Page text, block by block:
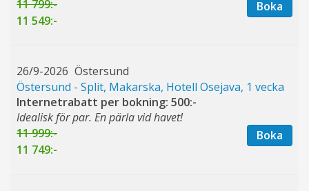
11 799:-
11 549:-
Boka
26/9-2026 Östersund
Östersund - Split, Makarska, Hotell Osejava, 1 vecka
Internetrabatt per bokning: 500:-
Idealisk för par. En pärla vid havet!
11 999:-
11 749:-
Boka